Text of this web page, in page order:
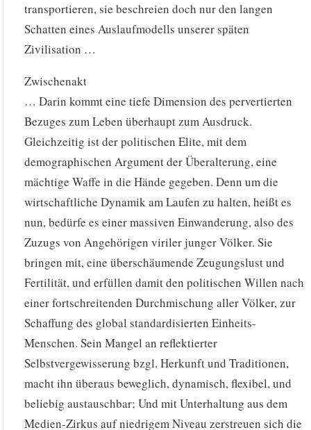
transportieren, sie beschreien doch nur den langen
Schatten eines Auslaufmodells unserer späten
Zivilisation …
Zwischenakt
… Darin kommt eine tiefe Dimension des pervertierten
Bezuges zum Leben überhaupt zum Ausdruck.
Gleichzeitig ist der politischen Elite, mit dem
demographischen Argument der Überalterung, eine
mächtige Waffe in die Hände gegeben. Denn um die
wirtschaftliche Dynamik am Laufen zu halten, heißt es
nun, bedürfe es einer massiven Einwanderung, also des
Zuzugs von Angehörigen viriler junger Völker. Sie
bringen mit, eine überschäumende Zeugungslust und
Fertilität, und erfüllen damit den politischen Willen nach
einer fortschreitenden Durchmischung aller Völker, zur
Schaffung des global standardisierten Einheits-
Menschen. Sein Mangel an reflektierter
Selbstvergewisserung bzgl. Herkunft und Traditionen,
macht ihn überaus beweglich, dynamisch, flexibel, und
beliebig austauschbar; Und mit Unterhaltung aus dem
Medien-Zirkus auf niedrigem Niveau zerstreuen sich die